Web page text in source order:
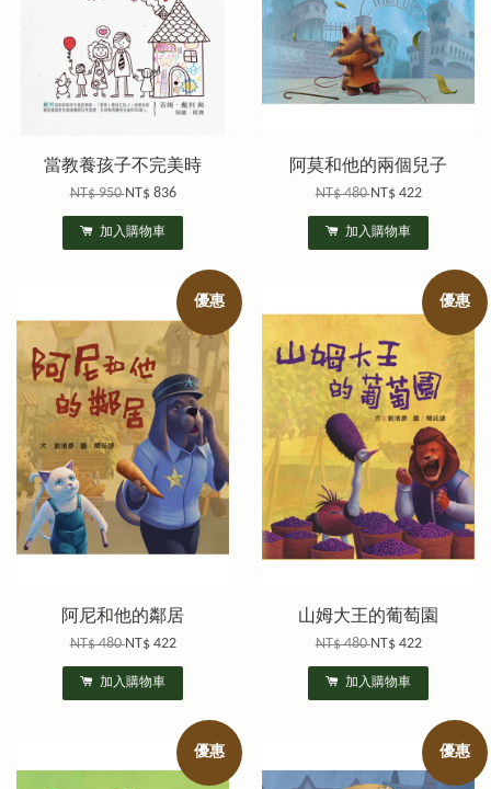
當教養孩子不完美時
NT$ 950NT$ 836
加入購物車
阿莫和他的兩個兒子
NT$ 480NT$ 422
加入購物車
優惠
阿尼和他的鄰居
NT$ 480NT$ 422
加入購物車
優惠
山姆大王的葡萄園
NT$ 480NT$ 422
加入購物車
優惠 優惠